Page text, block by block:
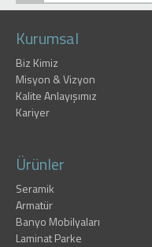
Kurumsal
Biz Kimiz
Misyon & Vizyon
Kalite Anlayışımız
Kariyer
Ürünler
Seramik
Armatür
Banyo Mobilyaları
Laminat Parke